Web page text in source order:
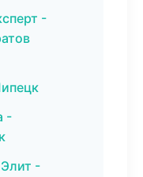
-
-
-